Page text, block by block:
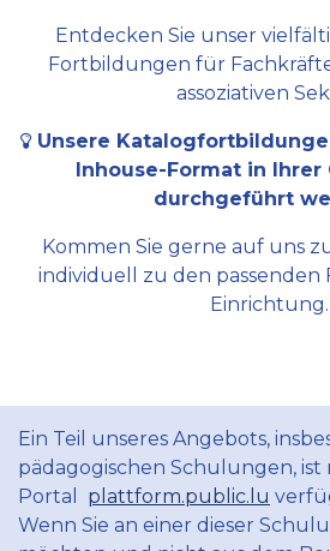
Entdecken Sie unser
Fortbildungen für
assoziativen
Unsere
Inhouse-Format in Ihrer
durchgeführt
Kommen Sie gerne auf uns
individuell zu den
Einrichtung.
Ein Teil unseres Angebots,
pädagogischen Schulungen,
Portal plattform.public.lu
Wenn Sie an einer dieser